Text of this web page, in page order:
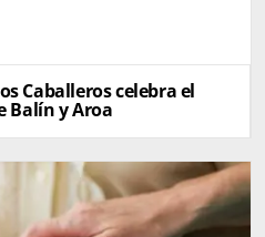
Caballeros celebra el
Balín y Aroa